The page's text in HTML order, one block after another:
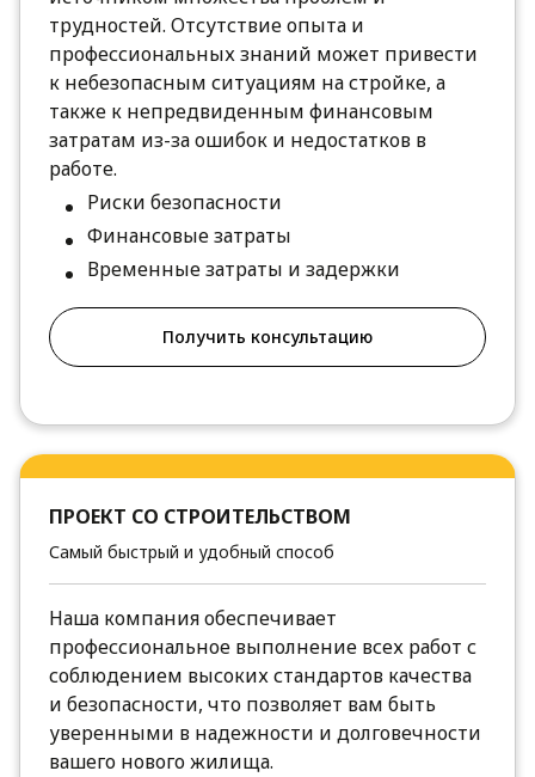
трудностей. Отсутствие опыта и
профессиональных знаний может привести
к небезопасным ситуациям на стройке, а
также к непредвиденным финансовым
затратам из-за ошибок и недостатков в
работе.
Риски безопасности
Финансовые затраты
Временные затраты и задержки
Получить консультацию
ПРОЕКТ СО СТРОИТЕЛЬСТВОМ
Самый быстрый и удобный способ
Наша компания обеспечивает
профессиональное выполнение всех работ с
соблюдением высоких стандартов качества
и безопасности, что позволяет вам быть
уверенными в надежности и долговечности
вашего нового жилища.